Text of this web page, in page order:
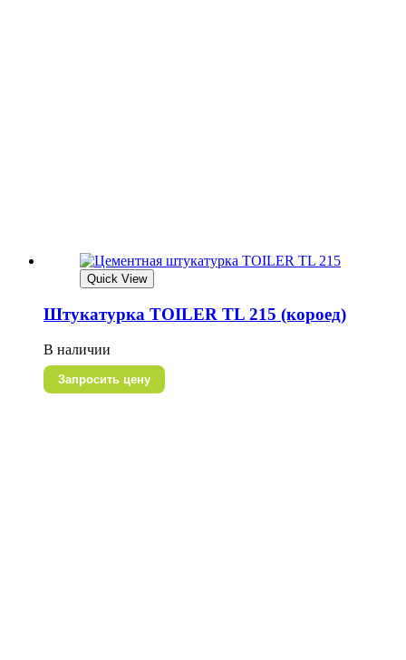
Quick View
Штукатурка TOILER TL 215 (короед)
В наличии
Запросить цену